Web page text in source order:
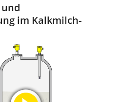
im Kalkmilch-